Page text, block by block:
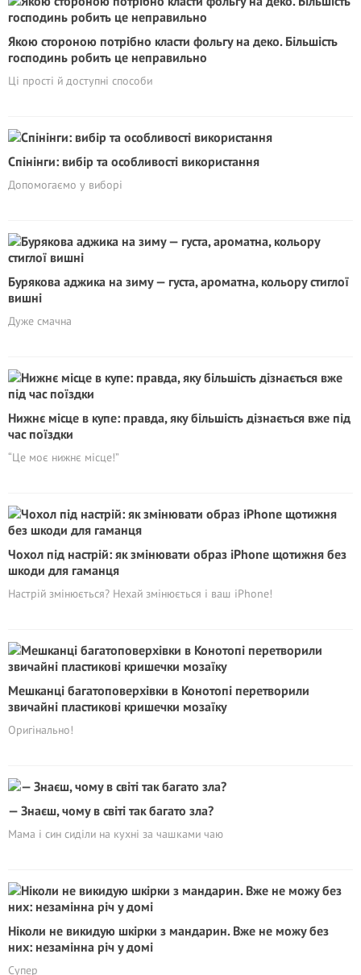
Якою стороною потрібно класти фольгу на деко. Більшість
господинь робить це неправильно
Ці прості й доступні способи
Спінінги: вибір та особливості використання
Допомогаємо у виборі
Бурякова аджика на зиму — густа, ароматна, кольору стиглої
вишні
Дуже смачна
Нижнє місце в купе: правда, яку більшість дізнається вже під
час поїздки
“Це моє нижнє місце!”
Чохол під настрій: як змінювати образ iPhone щотижня без
шкоди для гаманця
Настрій змінюється? Нехай змінюється і ваш iPhone!
Мешканці багатоповерхівки в Конотопі перетворили
звичайні пластикові кришечки мозаїку
Оригінально!
— Знаєш, чому в світі так багато злa?
Мама і син сиділи на кухні за чашками чаю
Ніколи не викидую шкірки з мандарин. Вже не можу без
них: незамінна річ у домі
Супер